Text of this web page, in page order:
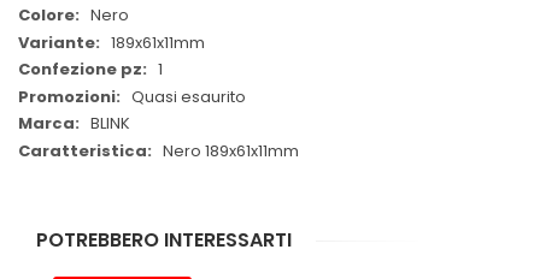
Nero
189x61x11mm
1
Quasi esaurito
BLINK
Nero 189x61x11mm
POTREBBERO INTERESSARTI